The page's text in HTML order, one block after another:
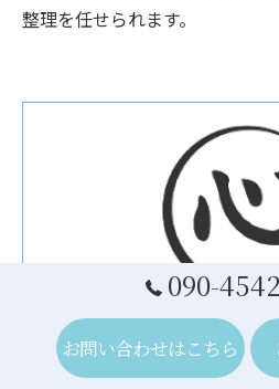
整理を任せられます。
迅速で丁寧、安心価格での遺品
090-
お問い合わせはこちら